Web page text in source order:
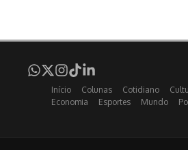
Início Colunas Cotidiano
Economia
Esportes Mundo